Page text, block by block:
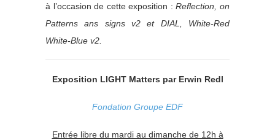
à l’occasion de cette exposition :Reflection, on
Patterns ans signs v2 et DIAL, White-Red
White-Blue v2.
Exposition LIGHT Matters par Erwin Redl
Fondation Groupe EDF
Entrée libre du mardi au dimanche de 12h à